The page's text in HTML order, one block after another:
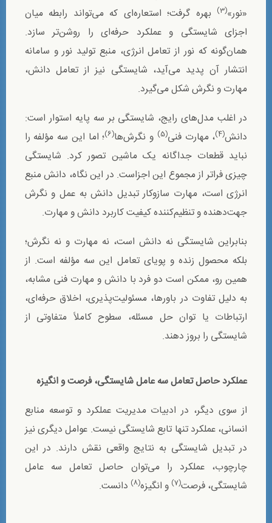
«نور»(3)
بهره گرفت؛ استعاره‌ای که می‌تواند رابطه میان
اجزای شایستگی و عملکرد حرفه‌ای را روشن‌تر سازد.
همان‌گونه که نور از تعامل انرژی، منبع تولید نور و سامانه
انتشار آن پدید می‌آید، شایستگی نیز از تعامل دانش،
مهارت و نگرش شکل می‌گیرد.
در اغلب مدل‌های رایج، شایستگی بر سه پایه استوار است:
دانش(4) ، مهارت فنی(5) و نگرش‌ها(6)
؛ اما این سه مؤلفه را
نباید قطعات جداگانه یک ماشین تصور کرد. شایستگی
چیزی فراتر از مجموع این اجزاست. در این نگاه، دانش منبع
انرژی است، مهارت سازوکار تبدیل دانش به عمل و نگرش
جهت‌دهنده و تنظیم‌کننده کیفیت کاربرد دانش و مهارت.
بنابراین شایستگی نه دانش است، نه مهارت و نه نگرش؛
بلکه محصول زنده و پویای تعامل این سه مؤلفه است. از
همین رو، ممکن است دو فرد با دانش و مهارت فنی مشابه،
به دلیل تفاوت در باورها، مسئولیت‌پذیری، اخلاق حرفه‌ای،
ارتباطات یا توان حل مسئله، سطوح کاملاً متفاوتی از
شایستگی را بروز دهند.
عملکرد حاصل تعامل سه عامل شایستگی، فرصت و انگیزه
از سوی دیگر، در ادبیات مدیریت عملکرد و توسعه منابع
انسانی، عملکرد تنها تابع شایستگی نیست. عوامل دیگری نیز
در تبدیل شایستگی به نتایج واقعی نقش دارند. در این
چارچوب، عملکرد را می‌توان حاصل تعامل سه عامل
شایستگی، فرصت(7) و انگیزه(8) دانست.